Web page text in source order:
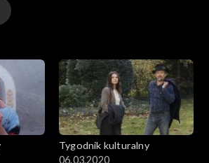
Sztuki Nowoczesnej w Warszawie,
Marca '68” w Muzeum Historii Żydów
Tygodnik kulturalny
06.03.2020